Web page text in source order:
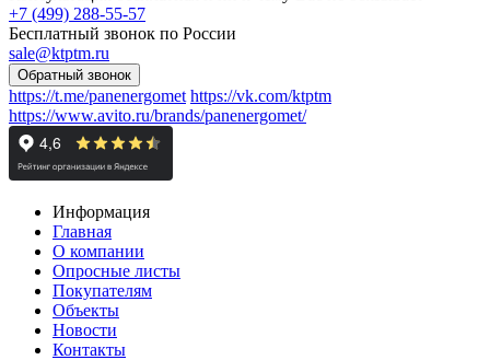
+7 (499) 288-55-57
Бесплатный звонок по России
sale@ktptm.ru
https://t.me/panenergomet https://vk.com/ktptm
https://www.avito.ru/brands/panenergomet/
Информация
Главная
О компании
Опросные листы
Покупателям
Объекты
Новости
Контакты